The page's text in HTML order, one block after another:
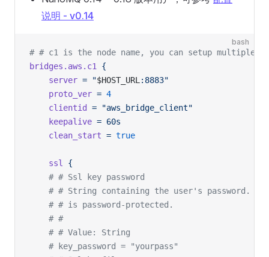
说明 - v0.14
bash
# # c1 is the node name, you can setup multiple
bridges.aws.c1
{
	server
= "$HOST_URL :8883"
	proto_ver
= 4
	clientid
= "aws_bridge_client"
	keepalive
= 60s
	clean_start
= true
	ssl
{
	# # Ssl key password
# # String containing the user's password.
	# # is password-protected.
	# #
	# # Value: String
	# key_password = "yourpass"